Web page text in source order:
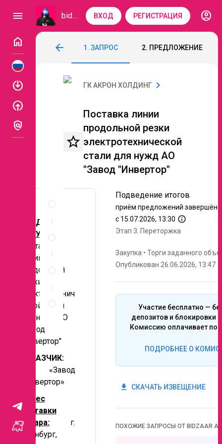
menu bidzaar ВХОД РЕГИСТРАЦИЯ
account_circle
home
enable
enable
policy
arrow_back
Поставка линии продольной резки
1. ЗАПРОС 2. ПРЕДЛОЖЕНИЕ
критерии
Правила
проведения
запроса
ГК АКРОН ХОЛДИНГ chevron_right
star_border
Поставка линии
продольной резки
электротехнической
стали для нужд АО
"Завод "Инвертор"
ПРЕДМЕТ
ЗАКУПКИ:
Поставка
линии
продольной
резки
электротехнич
еской стали
для нужд АО
"Завод
"Инвертор"
ЗАКАЗЧИК:
АО «Завод
«Инвертор»
Адрес
поставки
товара:
г.
Оренбург,
Подведение итогов
приём предложений завершён
с 15.07.2026, 13:30 info_outline
Этап 3. Переторжка
Закупка • Торги заданного
Опубликован 26.06.2026, 13:47
Участие бесплатно —
депозитов и блокировки
Комиссию оплачивает
ПОДРОБНЕЕ О
get_app СКАЧАТЬ ИЗВЕЩЕНИЕ
ПОХОЖИЕ ЗАПРОСЫ ОТ BIDZAAR AI